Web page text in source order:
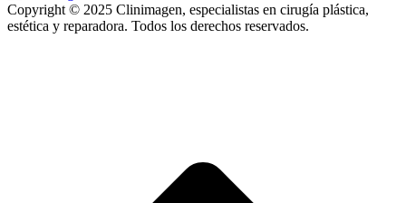
Copyright © 2025 Clinimagen, especialistas en cirugía plástica,
estética y reparadora. Todos los derechos reservados.